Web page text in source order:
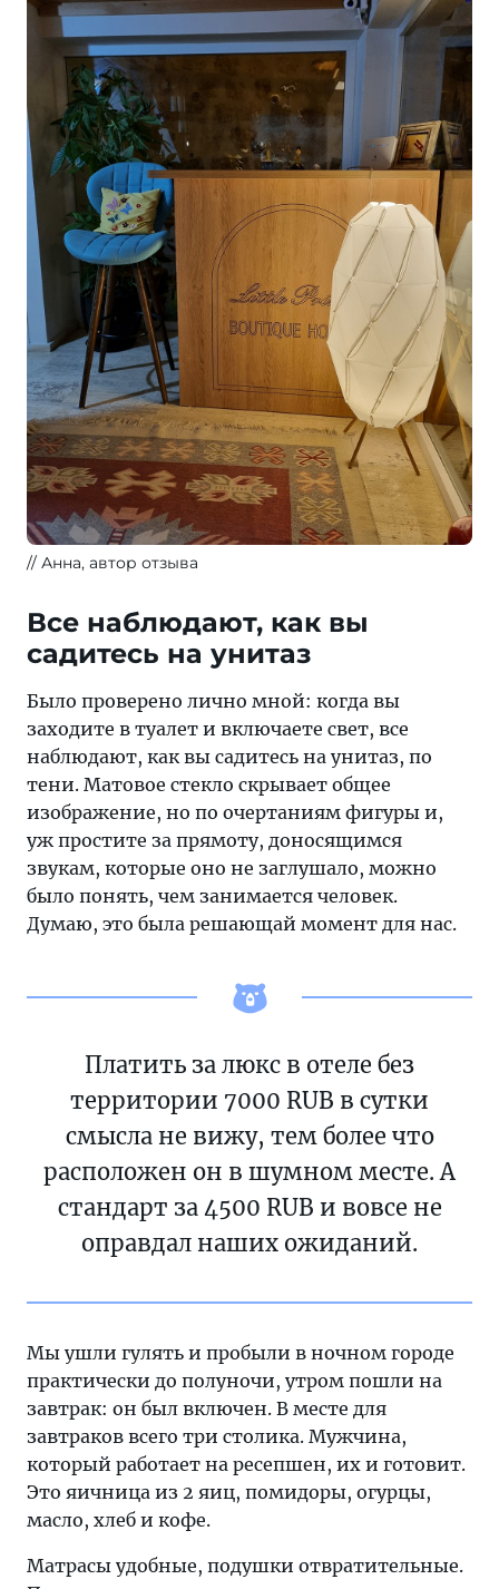
Анна, автор отзыва
Все наблюдают, как вы
садитесь на унитаз
Было проверено лично мной: когда вы
заходите в туалет и включаете свет, все
наблюдают, как вы садитесь на унитаз, по
тени. Матовое стекло скрывает общее
изображение, но по очертаниям фигуры и,
уж простите за прямоту, доносящимся
звукам, которые оно не заглушало, можно
было понять, чем занимается человек.
Думаю, это была решающай момент для нас.
Платить за люкс в отеле без
территории 7000 RUB в сутки
смысла не вижу, тем более что
расположен он в шумном месте. А
стандарт за 4500 RUB и вовсе не
оправдал наших ожиданий.
Мы ушли гулять и пробыли в ночном городе
практически до полуночи, утром пошли на
завтрак: он был включен. В месте для
завтраков всего три столика. Мужчина,
который работает на ресепшен, их и готовит.
Это яичница из 2 яиц, помидоры, огурцы,
масло, хлеб и кофе.
Матрасы удобные, подушки отвратительные.